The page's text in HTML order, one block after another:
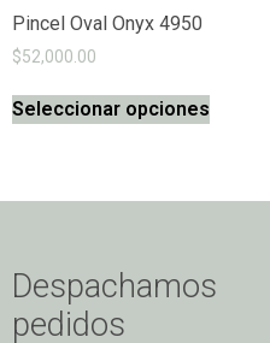
Pincel Oval Onyx 4950
$52,000.00
Seleccionar opciones
Despachamos
pedidos